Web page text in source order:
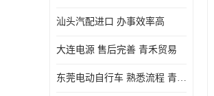
汕头汽配进口 办事效率高
大连电源 售后完善 青禾贸易
东莞电动自行车 熟悉流程 青禾贸易